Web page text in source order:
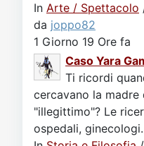
In Arte / Spettacolo
da joppo82
1 Giorno 19 Ore fa
Caso Yara
Ti ricordi
cercavano la
"illegittimo"? Le
ospedali,